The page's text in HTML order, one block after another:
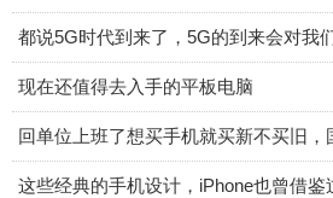
都说5G时代到来了，5G的到来会对我
现在还值得去入手的平板电脑
回单位上班了想买手机就买新不买旧，
这些经典的手机设计，iPhone也曾借鉴